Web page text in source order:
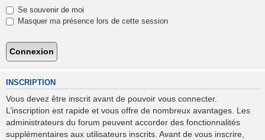
Se souvenir de moi
Masquer ma présence lors de cette session
INSCRIPTION
Vous devez être inscrit avant de pouvoir vous connecter.
L’inscription est rapide et vous offre de nombreux avantages. Les
administrateurs du forum peuvent accorder des fonctionnalités
supplémentaires aux utilisateurs inscrits. Avant de vous inscrire,